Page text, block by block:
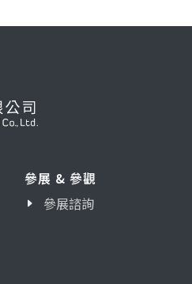
參展 & 參觀
參展諮詢